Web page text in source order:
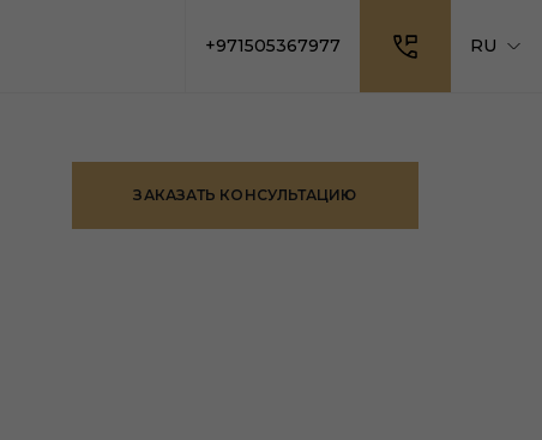
+971505367977 RU
ЗАКАЗАТЬ КОНСУЛЬТАЦИЮ